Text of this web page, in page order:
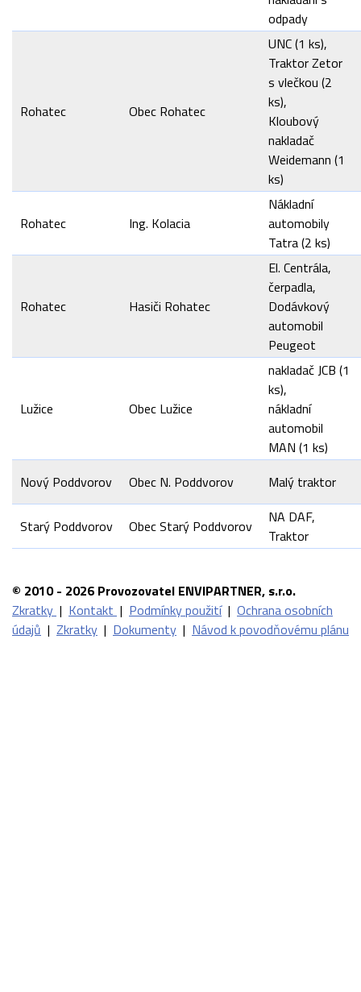
odpady
Rohatec Obec Rohatec
UNC (1 ks),
Traktor Zetor
s vlečkou (2
ks),
Kloubový
nakladač
Weidemann (1
ks)
Rohatec Ing. Kolacia
Nákladní
automobily
Tatra (2 ks)
Rohatec Hasiči Rohatec
El. Centrála,
čerpadla,
Dodávkový
automobil
Peugeot
Lužice Obec Lužice
nakladač JCB (1
ks),
nákladní
automobil
MAN (1 ks)
Nový Poddvorov
Obec N. Poddvorov Malý traktor
Starý Poddvorov Obec Starý Poddvorov
NA DAF,
Traktor
© 2010 - 2026 Provozovatel ENVIPARTNER, s.r.o.
Zkratky | Kontakt | Podmínky použití | Ochrana osobních
údajů | Zkratky | Dokumenty | Návod k povodňovému plánu